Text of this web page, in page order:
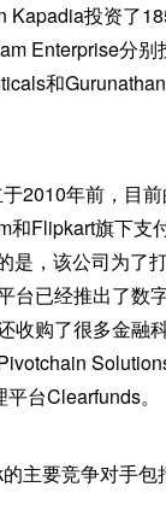
Kapadia投资了
Enterprise分别
和
2010年前，目
和Flipkart旗下支
是，该公司为了
台已经推出了数
收购了很多金融
台Clearfunds。
主要竞争对手包